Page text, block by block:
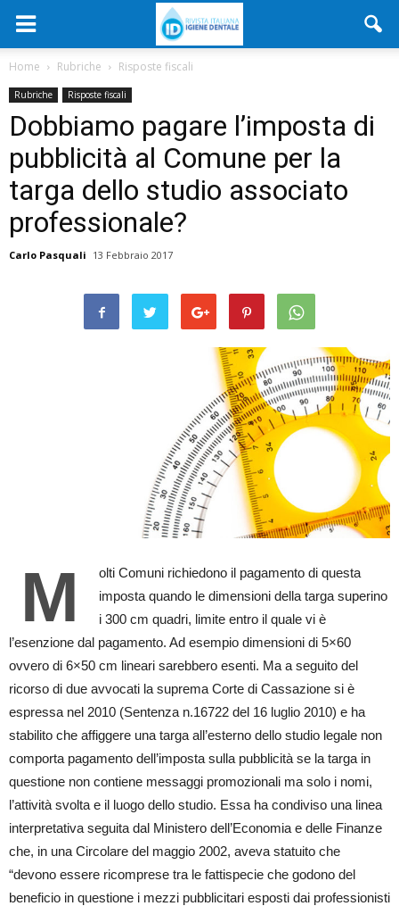
Home Rubriche Risposte fiscali
Rubriche Risposte fiscali
Dobbiamo pagare l’imposta di
pubblicità al Comune per la
targa dello studio associato
professionale?
Carlo Pasquali 13 Febbraio 2017
M
olti Comuni richiedono il pagamento di questa
imposta quando le dimensioni della targa superino
i 300 cm quadri, limite entro il quale vi è
l’esenzione dal pagamento. Ad esempio dimensioni di 5×60
ovvero di 6×50 cm lineari sarebbero esenti. Ma a seguito del
ricorso di due avvocati la suprema Corte di Cassazione si è
espressa nel 2010 (Sentenza n.16722 del 16 luglio 2010) e ha
stabilito che affiggere una targa all’esterno dello studio legale non
comporta pagamento dell’imposta sulla pubblicità se la targa in
questione non contiene messaggi promozionali ma solo i nomi,
l’attività svolta e il luogo dello studio. Essa ha condiviso una linea
interpretativa seguita dal Ministero dell’Economia e delle Finanze
che, in una Circolare del maggio 2002, aveva statuito che
“devono essere ricomprese tra le fattispecie che godono del
beneficio in questione i mezzi pubblicitari esposti dai professionisti